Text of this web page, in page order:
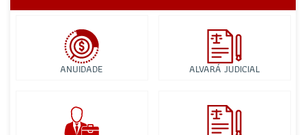
ANUIDADE ALVARÁ JUDICIAL